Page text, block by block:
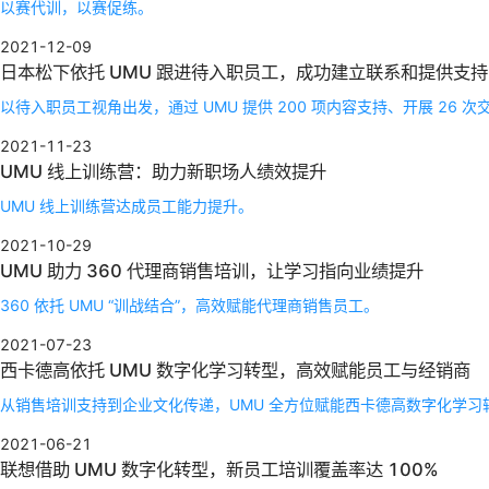
以赛代训，以赛促练。
2021-12-09
日本松下依托 UMU 跟进待入职员工，成功建立联系和提供支持
以待入职员工视角出发，通过 UMU 提供 200 项内容支持、开展 26 次交
2021-11-23
UMU 线上训练营：助力新职场人绩效提升
UMU 线上训练营达成员工能力提升。
2021-10-29
UMU 助力 360 代理商销售培训，让学习指向业绩提升
360 依托 UMU “训战结合”，高效赋能代理商销售员工。
2021-07-23
西卡德高依托 UMU 数字化学习转型，高效赋能员工与经销商
从销售培训支持到企业文化传递，UMU 全方位赋能西卡德高数字化学习
2021-06-21
联想借助 UMU 数字化转型，新员工培训覆盖率达 100%